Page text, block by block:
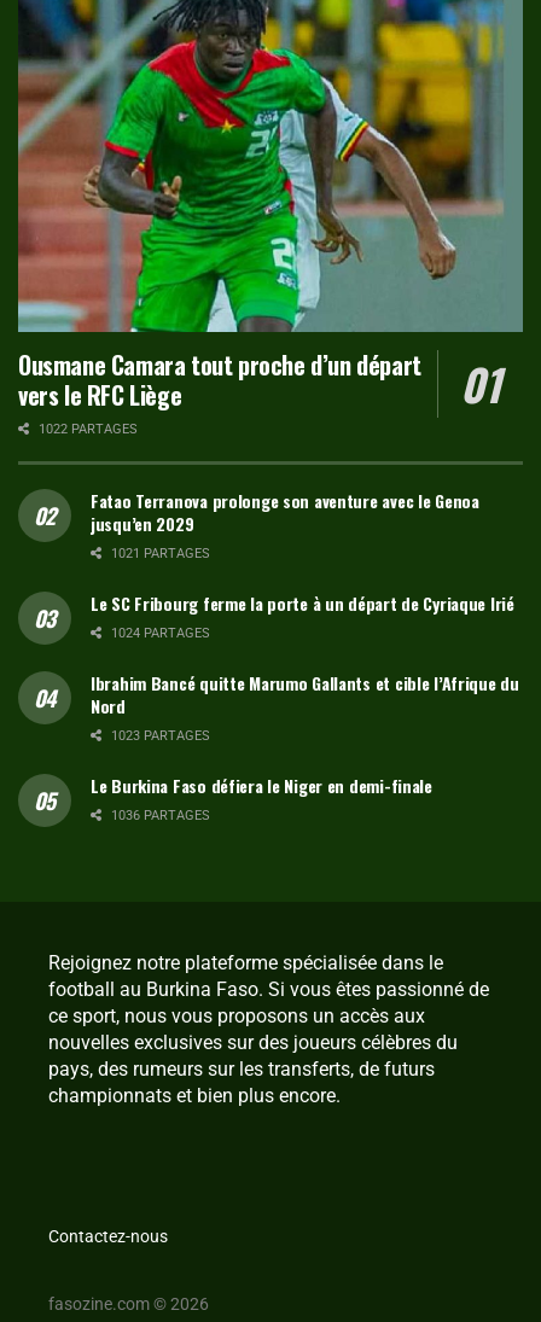
Ousmane Camara tout proche d’un départ
vers le RFC Liège
1022 PARTAGES
Fatao Terranova prolonge son aventure avec le Genoa
jusqu’en 2029
1021 PARTAGES
Le SC Fribourg ferme la porte à un départ de Cyriaque Irié
1024 PARTAGES
Ibrahim Bancé quitte Marumo Gallants et cible l’Afrique du
Nord
1023 PARTAGES
Le Burkina Faso défiera le Niger en demi-finale
1036 PARTAGES
Rejoignez notre plateforme spécialisée dans le
football au Burkina Faso. Si vous êtes passionné de
ce sport, nous vous proposons un accès aux
nouvelles exclusives sur des joueurs célèbres du
pays, des rumeurs sur les transferts, de futurs
championnats et bien plus encore.
Contactez-nous
fasozine.com © 2026